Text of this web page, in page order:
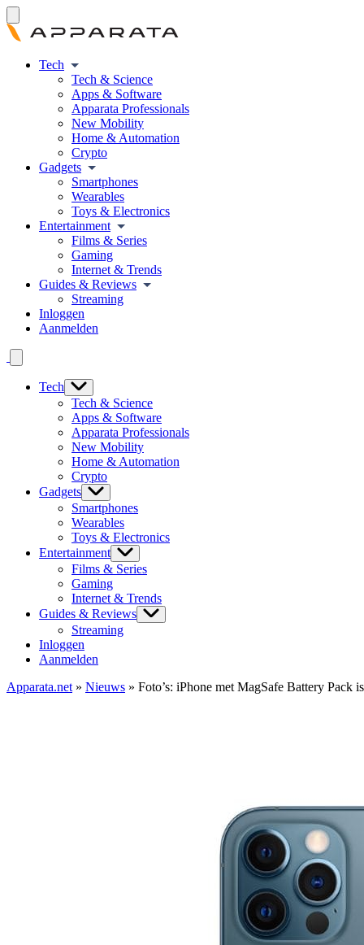
Tech
Tech & Science
Apps & Software
Apparata Professionals
New Mobility
Home & Automation
Crypto
Gadgets
Smartphones
Wearables
Toys & Electronics
Entertainment
Films & Series
Gaming
Internet & Trends
Guides & Reviews
Streaming
Inloggen
Aanmelden
Tech
Tech & Science
Apps & Software
Apparata Professionals
New Mobility
Home & Automation
Crypto
Gadgets
Smartphones
Wearables
Toys & Electronics
Entertainment
Films & Series
Gaming
Internet & Trends
Guides & Reviews
Streaming
Inloggen
Aanmelden
Apparata.net » Nieuws » Foto’s: iPhone met MagSafe Battery Pack